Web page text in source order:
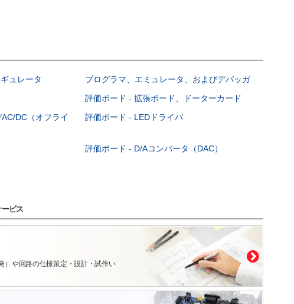
ュレータ
プログラマ、エミュレータ、およびデバッガ
評価ボード - 拡張ボード、ドーターカード
DC（オフライ
評価ボード - LEDドライバ
評価ボード - D/Aコンバータ（DAC）
ビス
）や回路の仕様策定・設計・試作い